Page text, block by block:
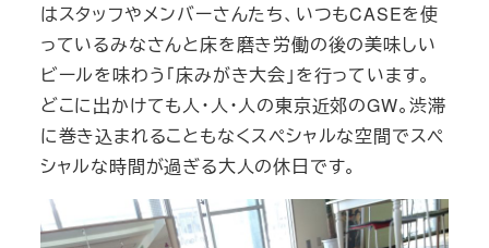
はスタッフやメンバーさんたち、いつもCASEを使
っているみなさんと床を磨き労働の後の美味しい
ビールを味わう「床みがき大会」を行っています。
どこに出かけても人・人・人の東京近郊のGW。渋滞
に巻き込まれることもなくスペシャルな空間でスペ
シャルな時間が過ぎる大人の休日です。